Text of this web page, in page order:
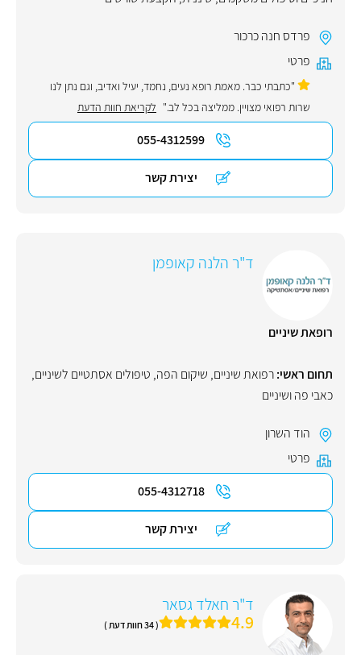
פרדס חנה כרכור
פרטי
"כתבתי כבר. מאמת רופא נעים, נחמד, יעיל ואדיב, וגם נתן לנו
שרות רפואי מצויין. ממליצה בכל לב." לקריאת חוות הדעת
055-4312599
יצירת קשר
ד"ר הלנה קאופמן
רופאת שיניים
תחום ראשי:רפואת שיניים, שיקום הפה, טיפולים אסתטיים לשיניים,
כאבי פה ושיניים
הוד השרון
פרטי
055-4312718
יצירת קשר
ד"ר חאלד גסאר
4.9 ( 34 חוות דעת )